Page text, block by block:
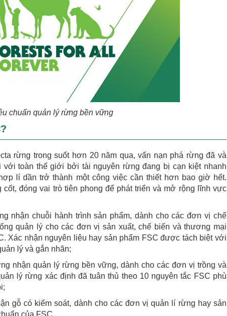
chuẩn quản lý rừng bền vững
rừng trong suốt hơn 20 năm qua, vấn nạn phá rừng đã và
toàn thế giới bởi tài nguyên rừng đang bị cạn kiệt nhanh
lí dần trở thành một công việc cần thiết hơn bao giờ hết.
đóng vai trò tiên phong để phát triển và mở rộng lĩnh vực
nhận chuỗi hành trình sản phẩm, dành cho các đơn vị chế
quản lý cho các đơn vị sản xuất, chế biến và thương mại
Xác nhận nguyên liệu hay sản phẩm FSC được tách biệt với
lý và gắn nhãn;
nhận quản lý rừng bền vững, dành cho các đơn vị trồng và
lý rừng xác định đã tuân thủ theo 10 nguyên tắc FSC phù
gỗ có kiểm soát, dành cho các đơn vị quản lí rừng hay sản